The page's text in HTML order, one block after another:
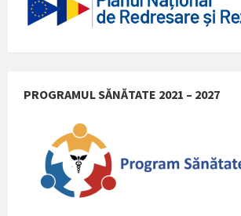
PROGRAMUL SĂNĂTATE 2021 – 2027